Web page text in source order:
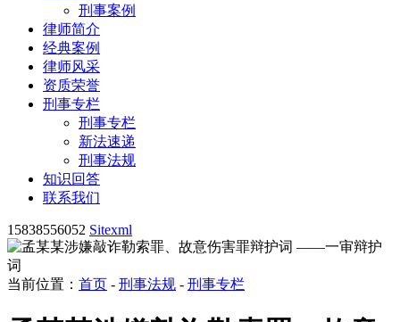
刑事案例
律师简介
经典案例
律师风采
资质荣誉
刑事专栏
刑事专栏
新法速递
刑事法规
知识回答
联系我们
15838556052 Sitexml
当前位置： 首页 - 刑事法规 - 刑事专栏